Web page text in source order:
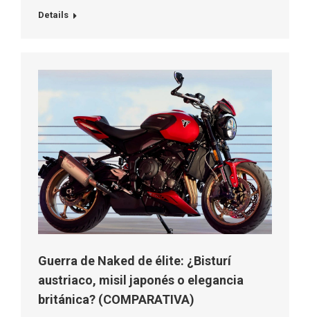
Details
Guerra de Naked de élite: ¿Bisturí
austriaco, misil japonés o elegancia
británica? (COMPARATIVA)